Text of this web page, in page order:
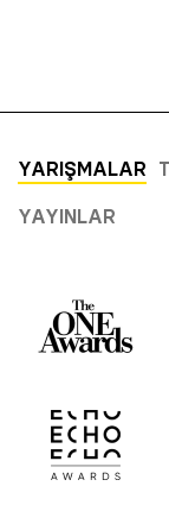
YARIŞMALAR
YAYINLAR